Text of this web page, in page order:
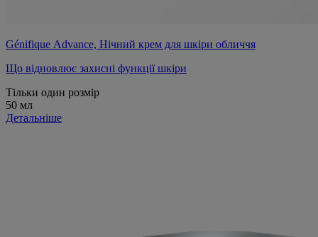
Génifique Advance, Нічний крем для шкіри обличчя
Що відновлює захисні функції шкіри
Тільки один розмір
50 мл
Детальніше